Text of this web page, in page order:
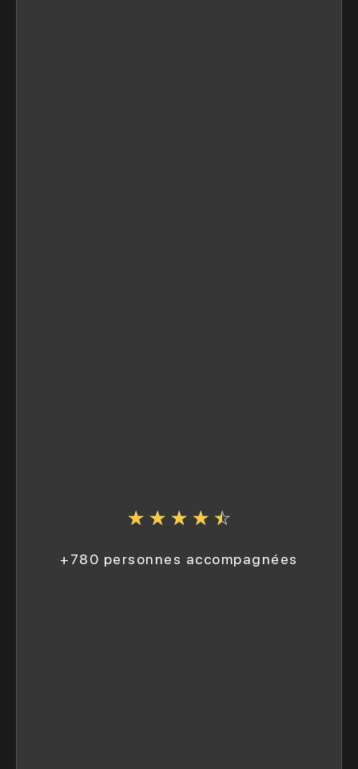
☆ ☆ ☆ ☆ ☆
+780 personnes accompagnées